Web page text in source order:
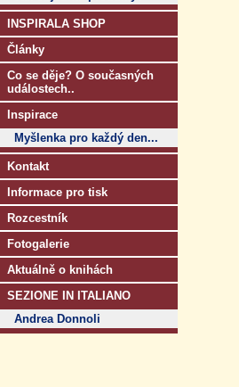
INSPIRALA SHOP
Články
Co se děje? O současných
událostech..
Inspirace
Myšlenka pro každý den...
Kontakt
Informace pro tisk
Rozcestník
Fotogalerie
Aktuálně o knihách
SEZIONE IN ITALIANO
Andrea Donnoli